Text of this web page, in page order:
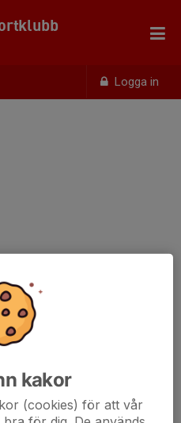
Logga in
kakor
(cookies) för att vår